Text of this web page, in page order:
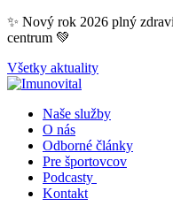
Skip
to
✨ Nový rok 2026 plný
centrum 💚
Všetky aktuality
Naše služby
O nás
Odborné články
Pre športovcov
Podcasty
Kontakt